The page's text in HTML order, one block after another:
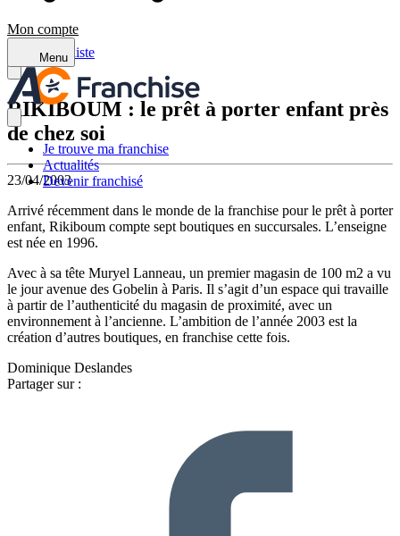
Mon compte
Menu
Je trouve ma franchise
Actualités
Devenir franchisé
Retour à la liste
RIKIBOUM : le prêt à porter enfant près
de chez soi
23/04/2003
Arrivé récemment dans le monde de la franchise pour le prêt à porter
enfant, Rikiboum compte sept boutiques en succursales. L’enseigne
est née en 1996.
Avec à sa tête Muryel Lanneau, un premier magasin de 100 m2 a vu
le jour avenue des Gobelin à Paris. Il s’agit d’un espace qui travaille
à partir de l’authenticité du magasin de proximité, avec un
environnement à l’ancienne. L’ambition de l’année 2003 est la
création d’autres boutiques, en franchise cette fois.
Dominique Deslandes
Partager sur :